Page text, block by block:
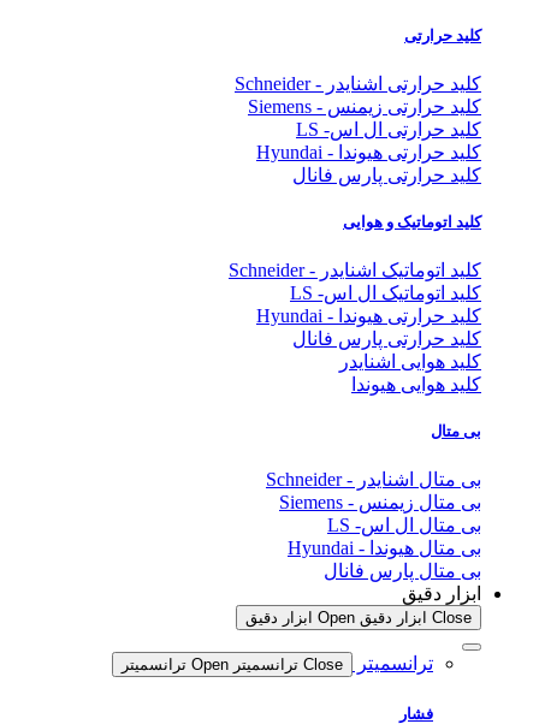
کلید حرارتی
کلید حرارتی اشنایدر - Schneider
کلید حرارتی زیمنس - Siemens
کلید حرارتی ال اس- LS
کلید حرارتی هیوندا - Hyundai
کلید حرارتی پارس فانال
کلید اتوماتیک و هوایی
کلید اتوماتیک اشنایدر - Schneider
کلید اتوماتیک ال اس- LS
کلید حرارتی هیوندا - Hyundai
کلید حرارتی پارس فانال
کلید هوایی اشنایدر
کلید هوایی هیوندا
بی متال
بی متال اشنایدر - Schneider
بی متال زیمنس - Siemens
بی متال ال اس- LS
بی متال هیوندا - Hyundai
بی متال پارس فانال
ابزار دقیق
Close ابزار دقیق Open ابزار دقیق
ترانسمیتر Close ترانسمیتر Open ترانسمیتر
فشار